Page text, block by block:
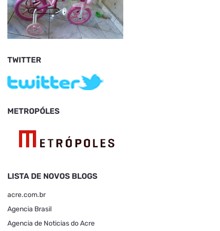
TWITTER
METROPÓLES
LISTA DE NOVOS BLOGS
acre.com.br
Agencia Brasil
Agencia de Noticias do Acre